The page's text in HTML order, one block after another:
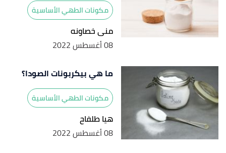
مكونات الطهي الأساسية
منى خصاونه
08 أغسطس 2022
ما هي بيكربونات الصودا؟
مكونات الطهي الأساسية
هيا طلفاح
08 أغسطس 2022